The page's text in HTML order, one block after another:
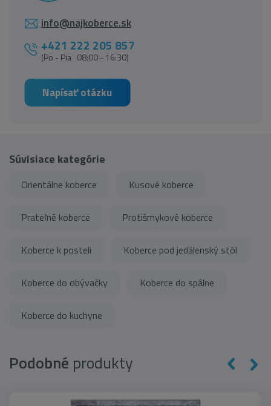
info@najkoberce.sk
+421 222 205 857
(Po - Pia 08:00 - 16:30)
Napísať otázku
Súvisiace kategórie
Orientálne koberce Kusové koberce
Prateľné koberce Protišmykové koberce
Koberce k posteli Koberce pod jedálenský stôl
Koberce do obývačky Koberce do spálne
Koberce do kuchyne
Podobné produkty